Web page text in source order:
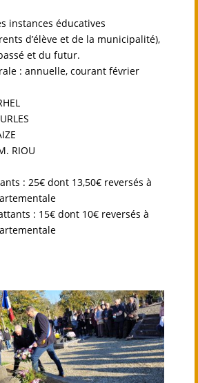
instances éducatives
d’élève et de la municipalité),
et du futur.
: annuelle, courant février
RIOU
: 25€ dont 13,50€ reversés à
: 15€ dont 10€ reversés à